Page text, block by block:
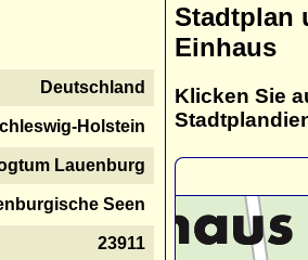
Deutschland
Holstein
Lauenburg
Seen
23911
Stadtplan
Einhaus
Klicken Sie